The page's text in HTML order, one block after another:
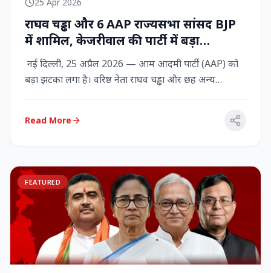
राघव चड्ढा और 6 AAP राज्‍यसभा सांसद BJP
में शामिल, केजरीवाल की पार्टी में बड़ा
राजनीतिक विद्रोह
नई दिल्ली, 25 अप्रैल 2026 — आम आदमी पार्टी (AAP) को
बड़ा झटका लगा है। वरिष्ठ नेता राघव चड्ढा और छह अन्य
Read More
FEATURED